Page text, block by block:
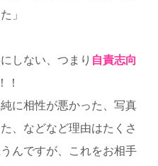
」
しない、つまり 自責志向
！
に相性が悪かった、写真
、などなど理由はたくさ
んですが、これをお相手